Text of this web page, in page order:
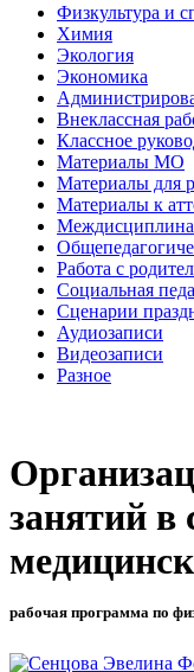
Физкультура и
Химия
Экология
Экономика
Внеклассная
Классное
Материалы МО
Материалы для
Материалы к
Работа с
Социальная
Сценарии
Аудиозаписи
Видеозаписи
Разное
занятий в
рабочая программа по